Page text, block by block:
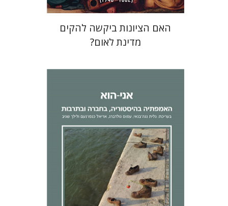
האם הציונות ביקשה להקים
מדינת לאום?
לילך שגיב אריאל כנפו-נעם
גלית
נגה-בנאי
עמוס גולדברג